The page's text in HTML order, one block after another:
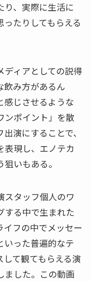
り、実際に生活に
たりしてもらえる
ディアとしての説得
飲み方があるん
感じさせるような
ンポイント」を散
演にすることで、
表現し、エノテカ
いもある。
スタッフ個人のワ
する中で生まれた
フの中でメッセー
いった普遍的なテ
て観てもらえる演
ました。この動画